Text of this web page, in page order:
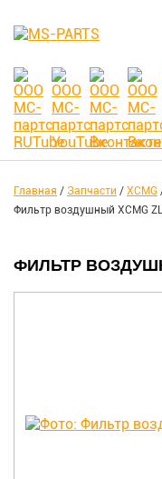
Главная / Запчасти / XCMG
Фильтр воздушный XCMG
ФИЛЬТР